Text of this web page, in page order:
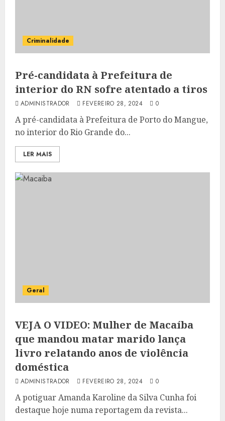
Criminalidade
Pré-candidata à Prefeitura de
interior do RN sofre atentado a tiros
ADMINISTRADOR FEVEREIRO 28, 2024 0
A pré-candidata à Prefeitura de Porto do Mangue,
no interior do Rio Grande do...
LER MAIS
Geral
VEJA O VIDEO: Mulher de Macaíba
que mandou matar marido lança
livro relatando anos de violência
doméstica
ADMINISTRADOR FEVEREIRO 28, 2024 0
A potiguar Amanda Karoline da Silva Cunha foi
destaque hoje numa reportagem da revista...